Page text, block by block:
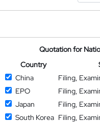
Quotation for
Country
China
Filing,
EPO
Filing,
Japan
Filing,
South Korea Filing,